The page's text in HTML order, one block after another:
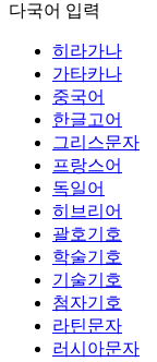
다국어 입력
히라가나
가타카나
중국어
한글고어
그리스문자
프랑스어
독일어
히브리어
괄호기호
학술기호
기술기호
첨자기호
라틴문자
러시아문자